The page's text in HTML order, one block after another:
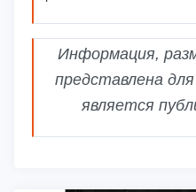
Информация,
представлена
является